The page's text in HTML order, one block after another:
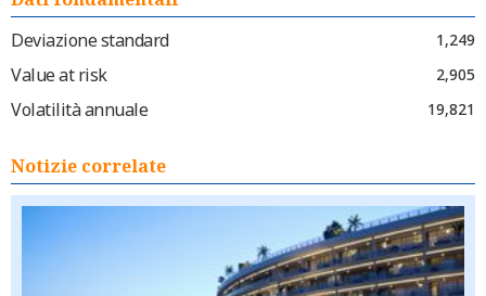
Deviazione standard
1,249
Value at risk 2,905
Volatilità annuale 19,821
Notizie correlate